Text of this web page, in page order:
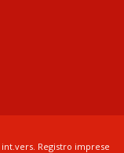
int.vers. Registro imprese